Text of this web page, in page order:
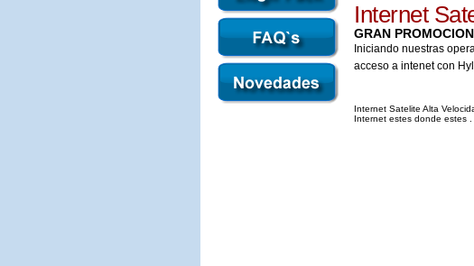
Internet
GRAN
Iniciando nuestras
acceso a intenet con
Internet Satelite Alta
Internet estes donde estes .